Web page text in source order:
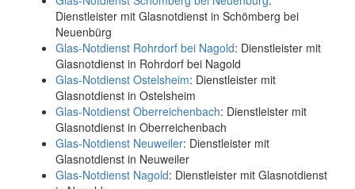
Dienstleister mit Glasnotdienst in Schömberg bei
Neuenbürg
Glas-Notdienst Rohrdorf bei Nagold: Dienstleister mit
Glasnotdienst in Rohrdorf bei Nagold
Glas-Notdienst Ostelsheim: Dienstleister mit
Glasnotdienst in Ostelsheim
Glas-Notdienst Oberreichenbach: Dienstleister mit
Glasnotdienst in Oberreichenbach
Glas-Notdienst Neuweiler: Dienstleister mit
Glasnotdienst in Neuweiler
Glas-Notdienst Nagold: Dienstleister mit Glasnotdienst